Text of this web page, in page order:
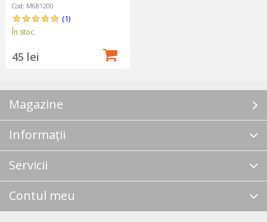
Cod: M681200
(1)
În stoc
45 lei
Magazine
Informații
Servicii
Contul meu